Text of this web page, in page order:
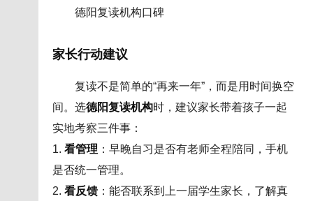
德阳复读机构口碑
家长行动建议
复读不是简单的“再来一年”，而是用时间换空
间。选德阳复读机构时，建议家长带着孩子一起
实地考察三件事：
1. 看管理 ：早晚自习是否有老师全程陪同，手机
是否统一管理。
2. 看反馈：能否联系到上一届学生家长，了解真